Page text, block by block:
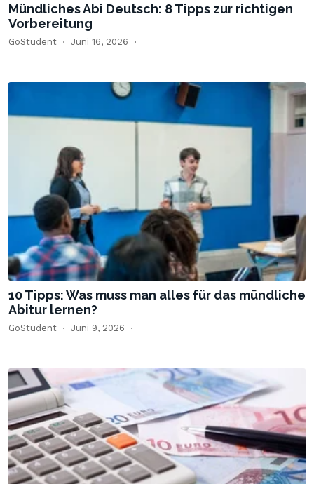
Mündliches Abi Deutsch: 8 Tipps zur richtigen
Vorbereitung
GoStudent Juni 16, 2026
10 Tipps: Was muss man alles für das mündliche
Abitur lernen?
GoStudent Juni 9, 2026